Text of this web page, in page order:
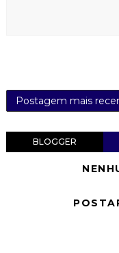
Postagem mais
BLOGGER